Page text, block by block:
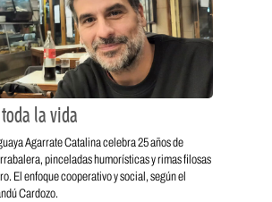
la vida
Agarrate Catalina celebra 25 años de
pinceladas humorísticas y rimas filosas
El enfoque cooperativo y social, según el
Cardozo.